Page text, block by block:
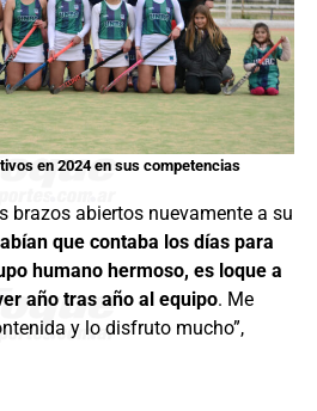
en 2024 en sus competencias
brazos abiertos nuevamente a su
que contaba los días para
humano hermoso, es loque a
año tras año al equipo. Me
y lo disfruto mucho”,